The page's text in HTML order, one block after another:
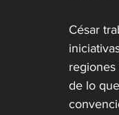
César
regiones
de lo